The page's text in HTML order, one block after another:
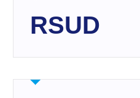
RSUD